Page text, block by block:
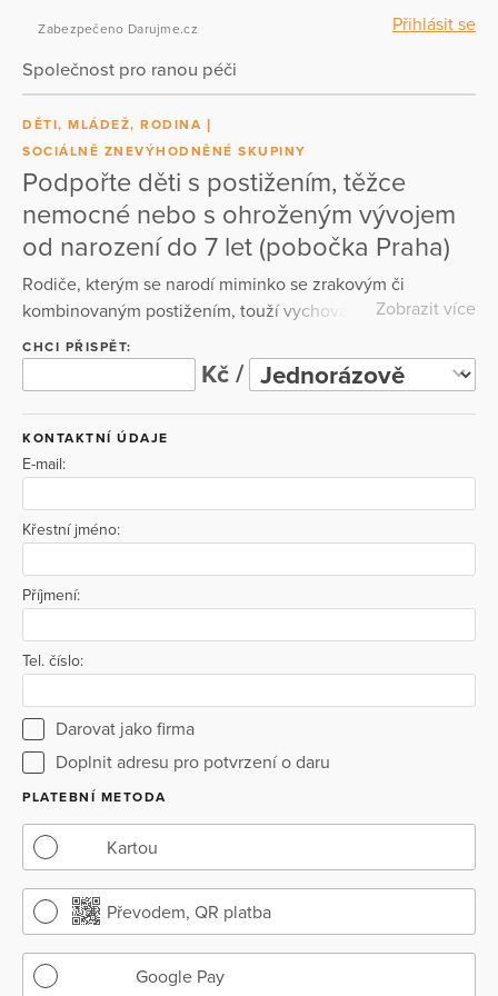
Přihlásit se
Zabezpečeno Darujme.cz
Společnost pro ranou péči
DĚTI, MLÁDEŽ, RODINA
SOCIÁLNĚ ZNEVÝHODNĚNÉ SKUPINY
Podpořte děti s postižením, těžce
nemocné nebo s ohroženým vývojem
od narození do 7 let (pobočka Praha)
Rodiče, kterým se narodí miminko se zrakovým či
kombinovaným postižením, touží vychovávat své dítě
doma. Aby svou roli v domácím prostředí zvládli, potřebují
podporu a odbornou pomoc.
Zobrazit více
CHCI PŘISPĚT:
Kč /
KONTAKTNÍ ÚDAJE
E-mail:
Křestní jméno:
Příjmení:
Tel. číslo:
Darovat jako firma
Doplnit adresu pro potvrzení o daru
PLATEBNÍ METODA
Kartou
Převodem, QR platba
Google Pay